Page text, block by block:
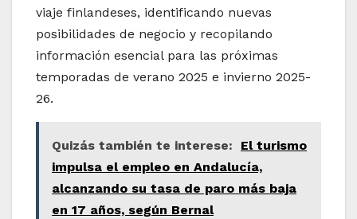
viaje finlandeses, identificando nuevas
posibilidades de negocio y recopilando
información esencial para las próximas
temporadas de verano 2025 e invierno 2025-
26.
Quizás también te interese:
El turismo
impulsa el empleo en Andalucía,
alcanzando su tasa de paro más baja
en 17 años, según Bernal